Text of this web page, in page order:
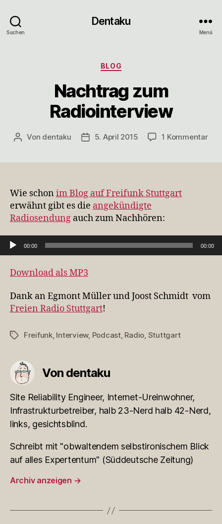
Suchen
Dentaku
Menü
Kategorien
BLOG
Nachtrag zum
Radiointerview
Beitragsautor
Von dentaku Veröffentlichungsdatum
5. April 2015 1 Kommentarzu
Wie schon im Blog auf Freifunk Stuttgart
erwähnt gibt es die angekündigte
Radiosendung auch zum Nachhören:
Audio-Player
00:00 00:00
Download als MP3
Dank an Egmont Müller und Joost Schmidt vom
Freien Radio Stuttgart!
Schlagwörter
Freifunk, Interview, Podcast, Radio, Stuttgart
Von dentaku
Site Reliability Engineer, Internet-Ureinwohner,
Infrastrukturbetreiber, halb 23-Nerd halb 42-Nerd,
links, gesichtsblind.
Schreibt mit "obwaltendem selbstironischem Blick
auf alles Expertentum" (Süddeutsche Zeitung)
Archiv anzeigen →